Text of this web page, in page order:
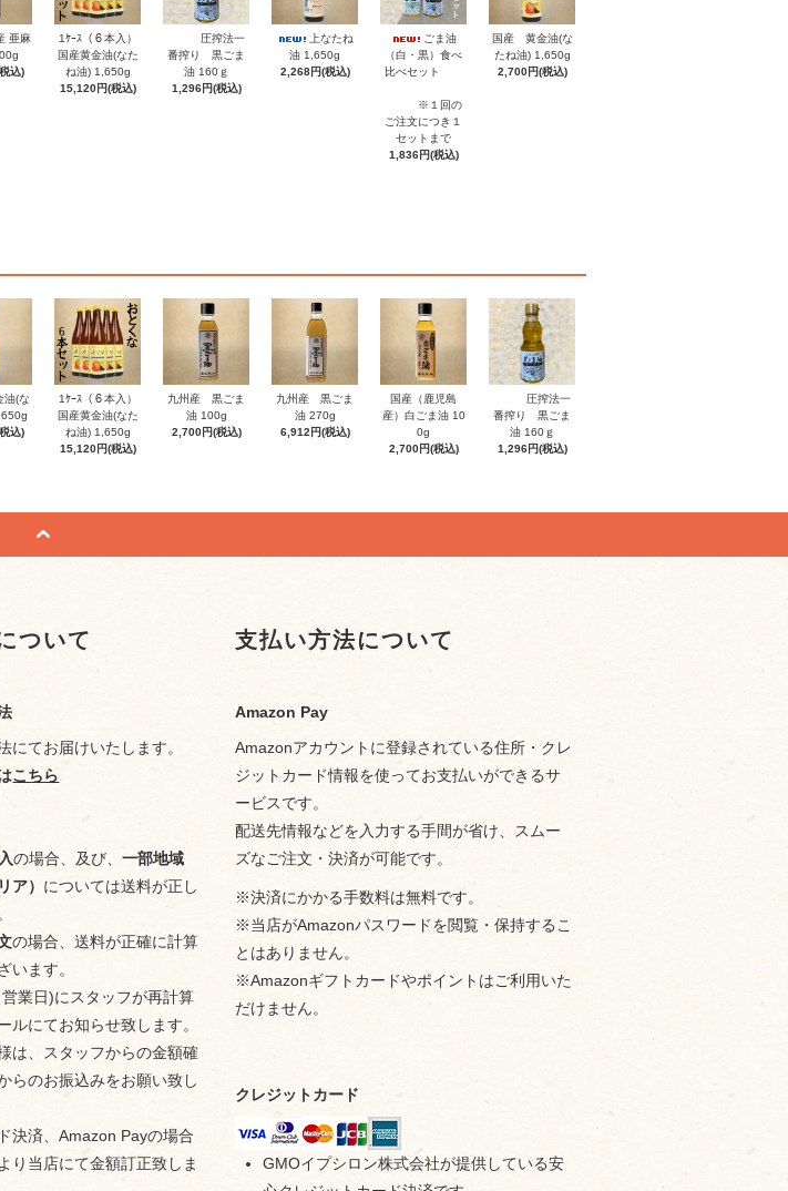
亜麻
込)
1ｹｰｽ（６本入）
国産黄金油(なた
ね油) 1,650g
15,120円(税込)
圧搾法一
番搾り 黒ごま
油 160ｇ
1,296円(税込)
上なたね
油 1,650g
2,268円(税込)
ごま油
（白・黒）食べ
比べセット
※１回の
ご注文につき１
セットまで
1,836円(税込)
国産 黄金油(な
たね油) 1,650g
2,700円(税込)
(な
込)
1ｹｰｽ（６本入）
国産黄金油(なた
ね油) 1,650g
15,120円(税込)
九州産 黒ごま
油 100g
2,700円(税込)
九州産 黒ごま
油 270g
6,912円(税込)
国産（鹿児島
産）白ごま油 10
0g
2,700円(税込)
圧搾法一
番搾り 黒ごま
油 160ｇ
1,296円(税込)
ついて
にてお届けいたします。
こちら
の場合、及び、一部地域
ア）については送料が正し
の場合、送料が正確に計算
います。
業日)にスタッフが再計算
ルにてお知らせ致します。
は、スタッフからの金額確
らのお振込みをお願い致し
決済、Amazon Payの場合
り当店にて金額訂正致しま
支払い方法について
Amazon Pay
Amazonアカウントに登録されている住所・クレ
ジットカード情報を使ってお支払いができるサ
ービスです。
配送先情報などを入力する手間が省け、スムー
ズなご注文・決済が可能です。
※決済にかかる手数料は無料です。
※当店がAmazonパスワードを閲覧・保持するこ
とはありません。
※Amazonギフトカードやポイントはご利用いた
だけません。
クレジットカード
GMOイプシロン株式会社が提供している安